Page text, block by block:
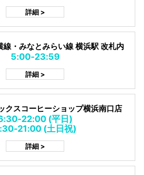
詳細 >
線・みなとみらい線 横浜駅 改札内
5:00-23:59
詳細 >
クスコーヒーショップ横浜南口店
22:00 (平日)
21:00 (土日祝)
詳細 >